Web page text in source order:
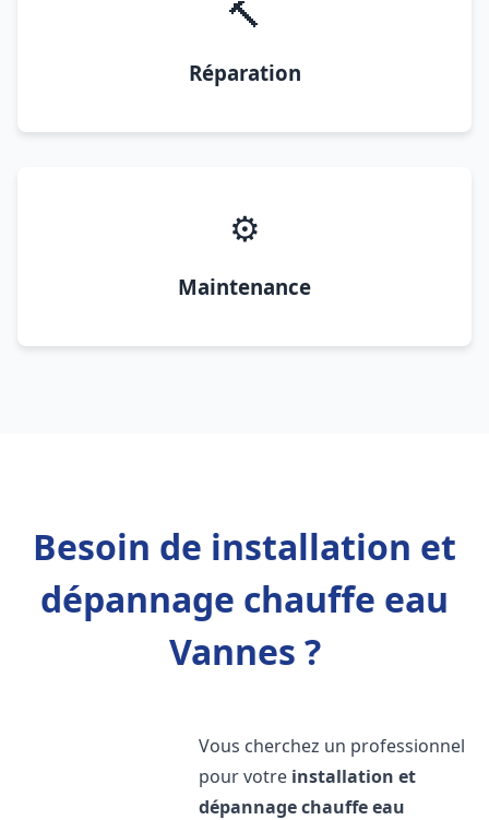
🔨
Réparation
⚙️
Maintenance
Besoin de installation et
dépannage chauffe eau
Vannes ?
Vous cherchez un professionnel
pour votre installation et
dépannage chauffe eau